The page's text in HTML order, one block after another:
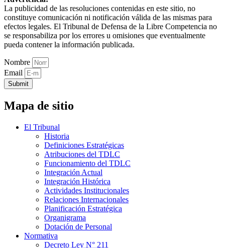
La publicidad de las resoluciones contenidas en este sitio, no
constituye comunicación ni notificación válida de las mismas para
efectos legales. El Tribunal de Defensa de la Libre Competencia no
se responsabiliza por los errores u omisiones que eventualmente
pueda contener la información publicada.
Nombre
Email
Submit
Mapa de sitio
El Tribunal
Historia
Definiciones Estratégicas
Atribuciones del TDLC
Funcionamiento del TDLC
Integración Actual
Integración Histórica
Actividades Institucionales
Relaciones Internacionales
Planificación Estratégica
Organigrama
Dotación de Personal
Normativa
Decreto Ley N° 211